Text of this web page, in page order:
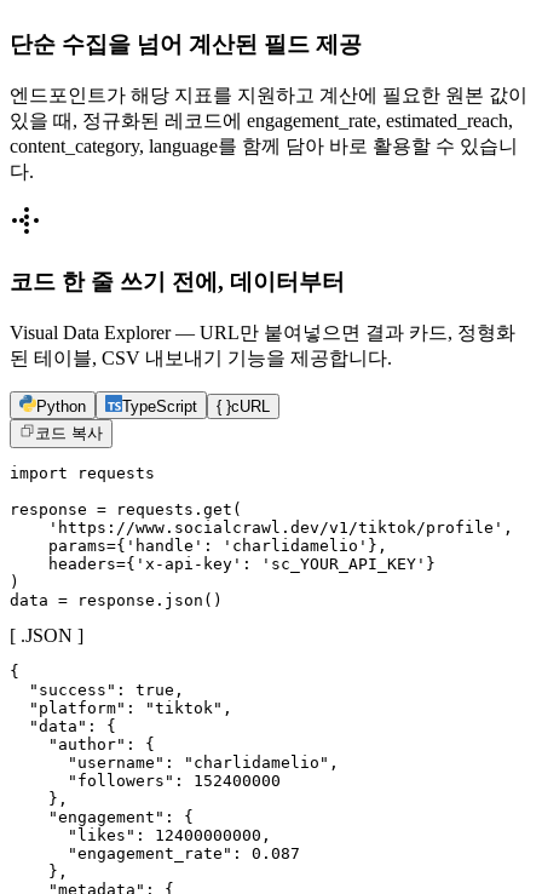
단순 수집을 넘어 계산된 필드 제공
엔드포인트가 해당 지표를 지원하고 계산에 필요한 원본 값이
있을 때, 정규화된 레코드에 engagement_rate, estimated_reach,
content_category, language를 함께 담아 바로 활용할 수 있습니
다.
코드 한 줄 쓰기 전에, 데이터부터
Visual Data Explorer — URL만 붙여넣으면 결과 카드, 정형화
된 테이블, CSV 내보내기 기능을 제공합니다.
Python TypeScript { }cURL
코드 복사
import requests
response = requests.get(
    'https://www.socialcrawl.dev/v1/tiktok/profile',
    params={'handle': 'charlidamelio'},
    headers={'x-api-key': 'sc_YOUR_API_KEY'}
)
data = response.json()
[ .JSON ]
{
  "success": true,
  "platform": "tiktok",
  "data": {
    "author": {
      "username": "charlidamelio",
      "followers": 152400000
    },
    "engagement": {
      "likes": 12400000000,
      "engagement_rate": 0.087
    },
    "metadata": {